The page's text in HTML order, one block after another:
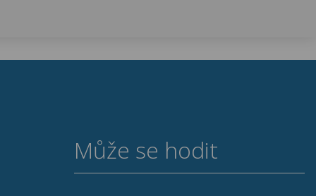
Může se hodit